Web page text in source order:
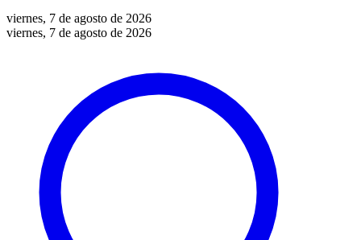
viernes, 7 de agosto de 2026
viernes, 7 de agosto de 2026